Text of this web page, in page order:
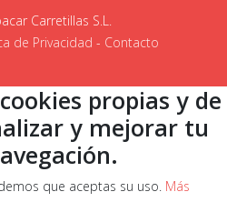
Carretillas S.L.
de Privacidad - Contacto
propias y de
y mejorar tu
que aceptas su uso. Más